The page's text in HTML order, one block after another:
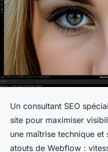
Un consultant SEO
site pour maximiser
une maîtrise technique
atouts de Webflow :